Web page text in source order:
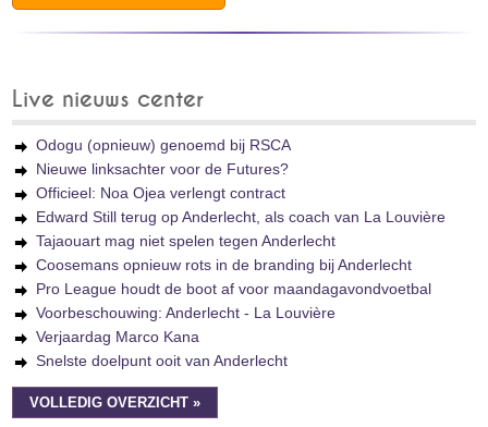
Live nieuws center
Odogu (opnieuw) genoemd bij RSCA
Nieuwe linksachter voor de Futures?
Officieel: Noa Ojea verlengt contract
Edward Still terug op Anderlecht, als coach van La Louvière
Tajaouart mag niet spelen tegen Anderlecht
Coosemans opnieuw rots in de branding bij Anderlecht
Pro League houdt de boot af voor maandagavondvoetbal
Voorbeschouwing: Anderlecht - La Louvière
Verjaardag Marco Kana
Snelste doelpunt ooit van Anderlecht
VOLLEDIG OVERZICHT »